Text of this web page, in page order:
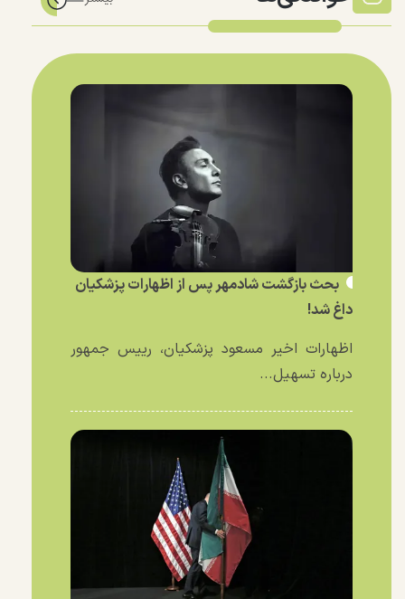
بحث بازگشت شادمهر پس از اظهارات پزشکیان
داغ شد!
اظهارات اخیر مسعود پزشکیان، رییس جمهور
درباره تسهیل...